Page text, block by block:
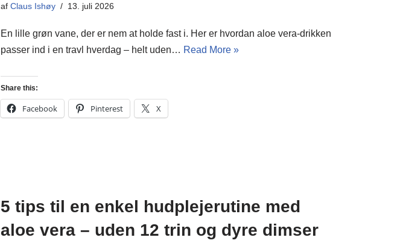
af Claus Ishøy 13. juli 2026
En lille grøn vane, der er nem at holde fast i. Her er hvordan aloe vera-drikken
passer ind i en travl hverdag – helt uden… Read More »
Share this:
Facebook Pinterest X
5 tips til en enkel hudplejerutine med
aloe vera – uden 12 trin og dyre dimser